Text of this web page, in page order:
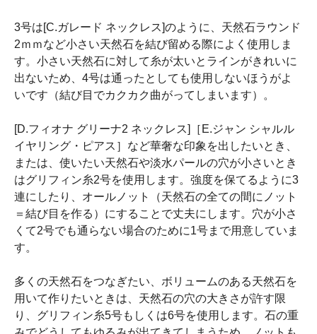
3号は[C.ガレード ネックレス]のように、天然石ラウンド
2ｍｍなど小さい天然石を結び留める際によく使用しま
す。小さい天然石に対して糸が太いとラインがきれいに
出ないため、4号は通ったとしても使用しないほうがよ
いです（結び目でカクカク曲がってしまいます）。
[D.フィオナ グリーナ2 ネックレス]［E.ジャン シャルル
イヤリング・ピアス］など華奢な印象を出したいとき、
または、使いたい天然石や淡水パールの穴が小さいとき
はグリフィン糸2号を使用します。強度を保てるように3
連にしたり、オールノット（天然石の全ての間にノット
＝結び目を作る）にすることで丈夫にします。穴が小さ
くて2号でも通らない場合のために1号まで用意していま
す。
多くの天然石をつなぎたい、ボリュームのある天然石を
用いて作りたいときは、天然石の穴の大きさが許す限
り、グリフィン糸5号もしくは6号を使用します。石の重